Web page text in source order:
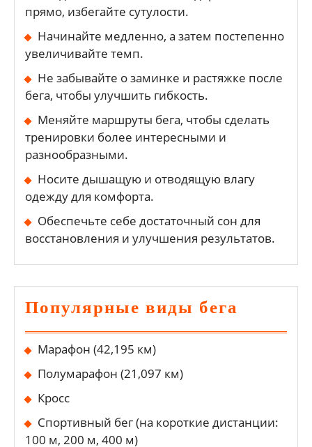
прямо, избегайте сутулости.
Начинайте медленно, а затем постепенно
увеличивайте темп.
Не забывайте о заминке и растяжке после
бега, чтобы улучшить гибкость.
Меняйте маршруты бега, чтобы сделать
тренировки более интересными и
разнообразными.
Носите дышащую и отводящую влагу
одежду для комфорта.
Обеспечьте себе достаточный сон для
восстановления и улучшения результатов.
Популярные виды бега
Марафон (42,195 км)
Полумарафон (21,097 км)
Кросс
Спортивный бег (на короткие дистанции:
100 м, 200 м, 400 м)